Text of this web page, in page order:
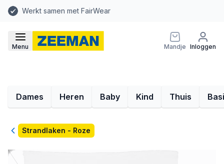
Werkt samen met FairWear
Menu Mandje Inloggen
Dames Heren Baby Kind Thuis
TerugStrandlaken - Roze